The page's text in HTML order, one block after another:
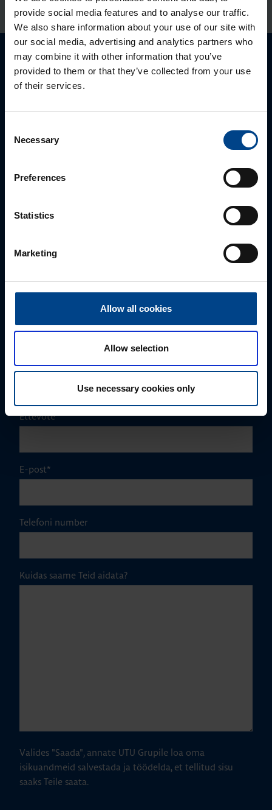
provide social media features and to analyse our traffic.
We also share information about your use of our site with
our social media, advertising and analytics partners who
may combine it with other information that you’ve
provided to them or that they’ve collected from your use
of their services.
Selection
Necessary
Preferences
Statistics
Marketing
Allow all cookies
Allow selection
Use necessary cookies only
Palun võtke meiega ühendust
MÜÜGIJUHT
+372 56560000
Perekonnanimi*
Ettevõte
E-post*
Telefoni number
Kuidas saame Teid aidata?
Valides "Saada", annate UTU Grupile loa oma
isikuandmeid salvestada ja töödelda, et tellitud sisu
saaks Teile saata.